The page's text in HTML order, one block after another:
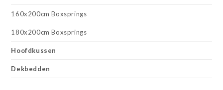
160x200cm Boxsprings
180x200cm Boxsprings
Hoofdkussen
Dekbedden